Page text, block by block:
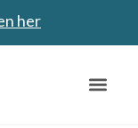
her